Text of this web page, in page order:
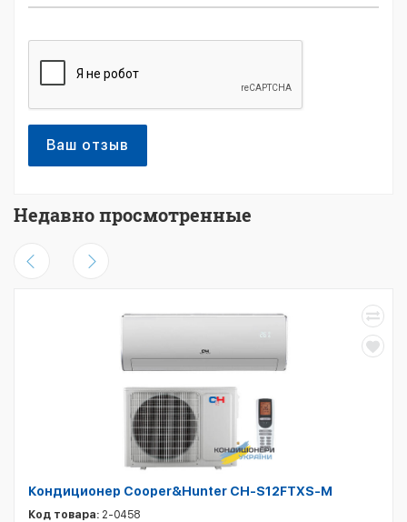
Ваш отзыв
Недавно просмотренные
Кондиционер Cooper&Hunter CH-S12FTXS-M
Код товара: 2-0458